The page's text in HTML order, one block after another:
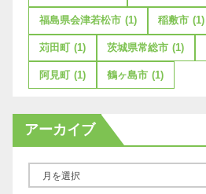
福島県会津若松市 (1) 稲敷市 (1)
苅田町 (1) 茨城県常総市 (1)
阿見町 (1) 鶴ヶ島市 (1)
アーカイブ